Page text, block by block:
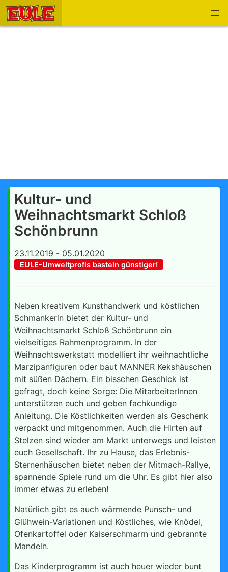
Kultur- und
Weihnachtsmarkt Schloß
Schönbrunn
23.11.2019 - 05.01.2020
EULE-Umweltprofis basteln günstiger!
Neben kreativem Kunsthandwerk und köstlichen
Schmankerln bietet der Kultur- und
Weihnachtsmarkt Schloß Schönbrunn ein
vielseitiges Rahmenprogramm. In der
Weihnachtswerkstatt modelliert ihr weihnachtliche
Marzipanfiguren oder baut MANNER Kekshäuschen
mit süßen Dächern. Ein bisschen Geschick ist
gefragt, doch keine Sorge: Die MitarbeiterInnen
unterstützen euch und geben fachkundige
Anleitung. Die Köstlichkeiten werden als Geschenk
verpackt und mitgenommen. Auch die Hirten auf
Stelzen sind wieder am Markt unterwegs und leisten
euch Gesellschaft. Ihr zu Hause, das Erlebnis-
Sternenhäuschen bietet neben der Mitmach-Rallye,
spannende Spiele rund um die Uhr. Es gibt hier also
immer etwas zu erleben!
Natürlich gibt es auch wärmende Punsch- und
Glühwein-Variationen und Köstliches, wie Knödel,
Ofenkartoffel oder Kaiserschmarrn und gebrannte
Mandeln.
Das Kinderprogramm ist auch heuer wieder bunt